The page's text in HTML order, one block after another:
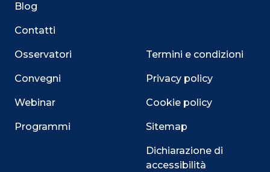
Blog
Contatti
Osservatori
Convegni
Webinar
Programmi
Termini e condizioni
Privacy policy
Cookie policy
Sitemap
Dichiarazione di
accessibilità